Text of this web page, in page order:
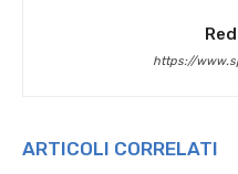
https://
ARTICOLI CORRELATI